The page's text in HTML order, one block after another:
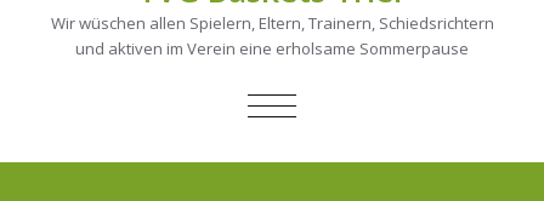
Wir wüschen allen Spielern, Eltern, Trainern, Schiedsrichtern
und aktiven im Verein eine erholsame Sommerpause
NAVIGATION